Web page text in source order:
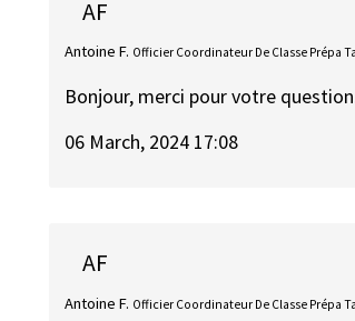
AF
Antoine F. Officier Coordinateur De Classe Prépa
Bonjour, merci pour votre
06 March, 2024 17:08
AF
Antoine F. Officier Coordinateur De Classe Prépa